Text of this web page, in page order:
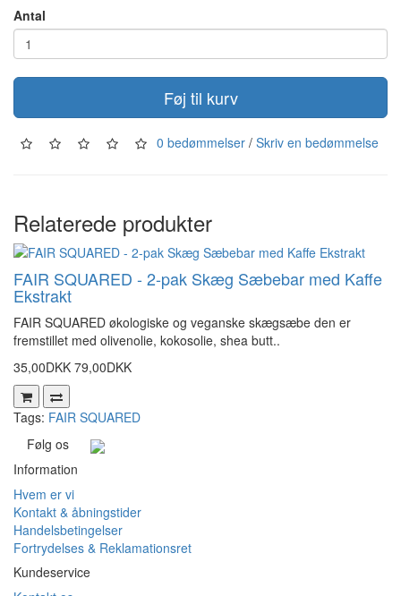
Antal
Føj til kurv
0 bedømmelser / Skriv en bedømmelse
Relaterede produkter
FAIR SQUARED - 2-pak Skæg Sæbebar med Kaffe
Ekstrakt
FAIR SQUARED økologiske og veganske skægsæbe den er
fremstillet med olivenolie, kokosolie, shea butt..
35,00DKK 79,00DKK
Tags: FAIR SQUARED
Følg os
Information
Hvem er vi
Kontakt & åbningstider
Handelsbetingelser
Fortrydelses & Reklamationsret
Kundeservice